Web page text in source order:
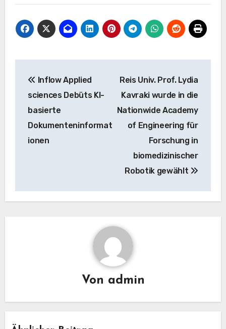
Navigation
Inflow Applied
sciences Debüts KI-
basierte
Dokumenteninformat
ionen
Reis Univ. Prof. Lydia
Kavraki wurde in die
Nationwide Academy
of Engineering für
Forschung in
biomedizinischer
Robotik gewählt
Von admin